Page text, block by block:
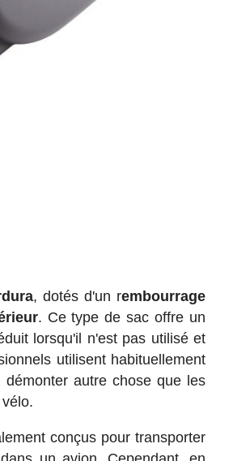
, dotés d'un rembourrage
. Ce type de sac offre un
lorsqu'il n'est pas utilisé et
utilisent habituellement
autre chose que les
conçus pour transporter